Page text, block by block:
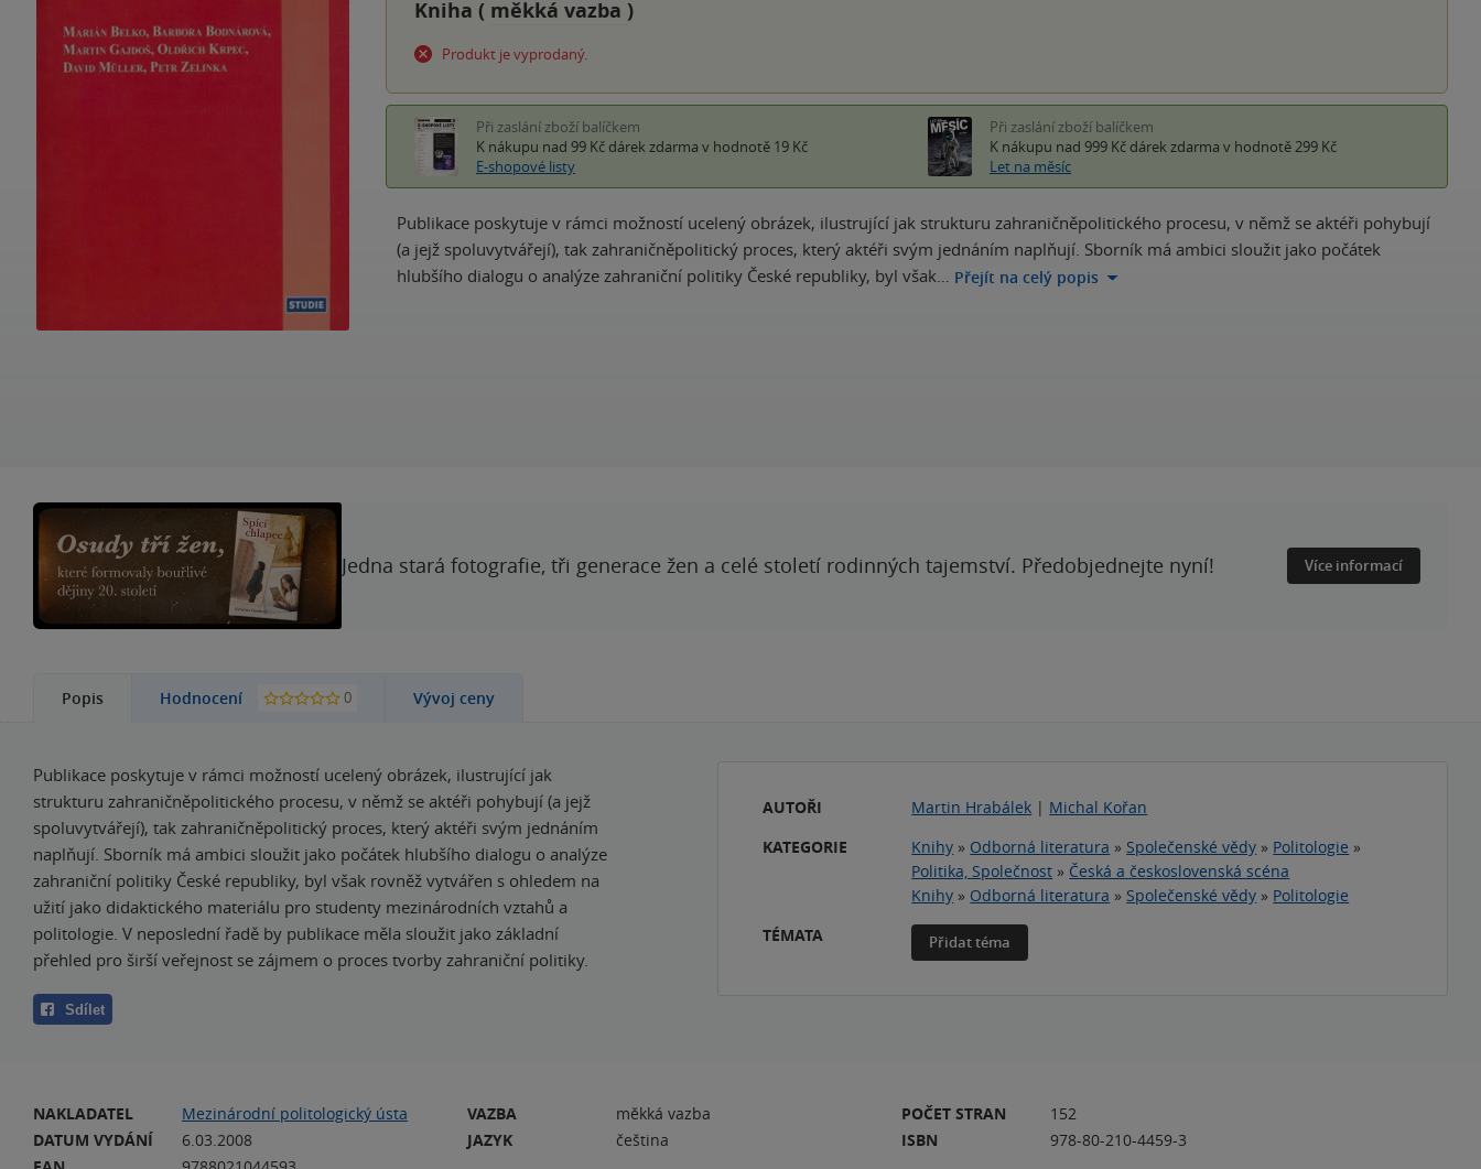
Kniha ( měkká vazba )
Produkt je vyprodaný.
Při zaslání zboží balíčkem
K nákupu nad 99 Kč dárek zdarma v hodnotě 19 Kč
E-shopové listy
Při zaslání zboží balíčkem
K nákupu nad 999 Kč dárek zdarma v hodnotě 299 Kč
Let na měsíc
Publikace poskytuje v rámci možností ucelený obrázek, ilustrující jak strukturu zahraničněpolitického procesu, v němž se aktéři pohybují
(a jejž spoluvytvářejí), tak zahraničněpolitický proces, který aktéři svým jednáním naplňují. Sborník má ambici sloužit jako počátek
hlubšího dialogu o analýze zahraniční politiky České republiky, byl však… Přejít na celý popis
Jedna stará fotografie, tři generace žen a celé století rodinných tajemství. Předobjednejte nyní! Více informací
Popis Hodnocení 0 Vývoj ceny
Publikace poskytuje v rámci možností ucelený obrázek, ilustrující jak
strukturu zahraničněpolitického procesu, v němž se aktéři pohybují (a jejž
spoluvytvářejí), tak zahraničněpolitický proces, který aktéři svým jednáním
naplňují. Sborník má ambici sloužit jako počátek hlubšího dialogu o analýze
zahraniční politiky České republiky, byl však rovněž vytvářen s ohledem na
užití jako didaktického materiálu pro studenty mezinárodních vztahů a
politologie. V neposlední řadě by publikace měla sloužit jako základní
přehled pro širší veřejnost se zájmem o proces tvorby zahraniční politiky.
Sdílet
AUTOŘI Martin Hrabálek | Michal Kořan
KATEGORIE
Knihy » Odborná literatura » Společenské vědy » Politologie »
Politika, Společnost » Česká a československá scéna
Knihy » Odborná literatura » Společenské vědy » Politologie
TÉMATA
Přidat téma
NAKLADATEL
Mezinárodní politologický ústa
DATUM VYDÁNÍ
6.03.2008
VAZBA
měkká vazba
JAZYK
čeština
POČET STRAN
152
ISBN
978-80-210-4459-3